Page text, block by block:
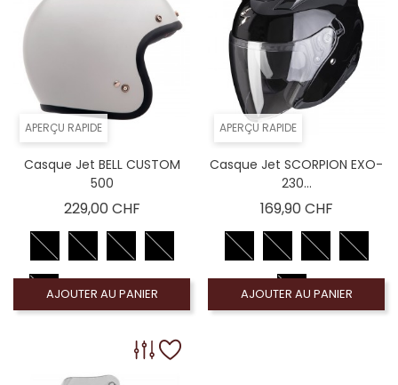
APERÇU RAPIDE
Casque Jet BELL CUSTOM
500
229,00 CHFPrix
AJOUTER AU PANIER
APERÇU RAPIDE
Casque Jet SCORPION EXO-
230...
169,90 CHFPrix
AJOUTER AU PANIER